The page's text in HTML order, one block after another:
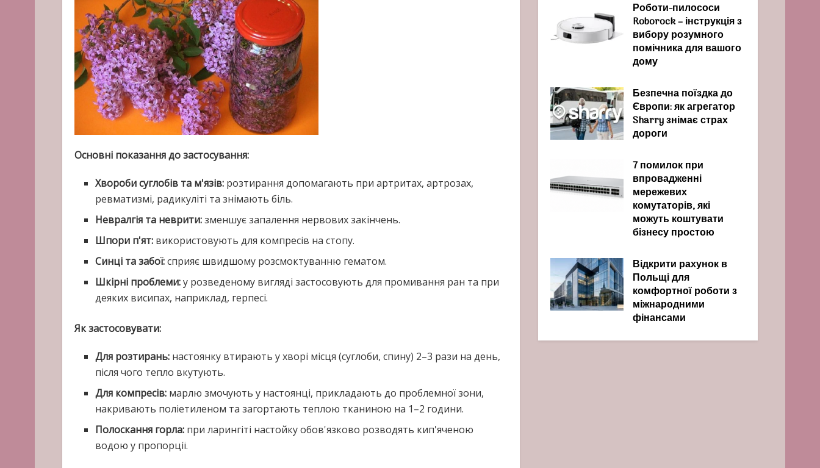
Основні показання до застосування:
Хвороби суглобів та м'язів: розтирання допомагають при артритах, артрозах,
ревматизмі, радикуліті та знімають біль.
Невралгія та неврити:зменшує запалення нервових закінчень.
Шпори п'ят: використовують для компресів на стопу.
Синці та забої:сприяє швидшому розсмоктуванню гематом.
Шкірні проблеми:у розведеному вигляді застосовують для промивання ран та при
деяких висипах, наприклад, герпесі.
Як застосовувати:
Для розтирань: настоянку втирають у хворі місця (суглоби, спину) 2–3 рази на день,
після чого тепло вкутують.
Для компресів: марлю змочують у настоянці, прикладають до проблемної зони,
накривають поліетиленом та загортають теплою тканиною на 1–2 години.
Полоскання горла: при ларингіті настойку обов'язково розводять кип'яченою
водою у пропорції.
Роботи-пилососи
Roborock – інструкція з
вибору розумного
помічника для вашого
дому
Безпечна поїздка до
Європи: як агрегатор
Sharry знімає страх
дороги
7 помилок при
впровадженні
мережевих
комутаторів, які
можуть коштувати
бізнесу простою
Відкрити рахунок в
Польщі для
комфортної роботи з
міжнародними
фінансами